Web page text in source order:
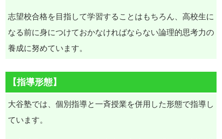
志望校合格を目指して学習することはもちろん、高校生に
なる前に身につけておかなければならない論理的思考力の
養成に努めています。
【指導形態】
大谷塾では、個別指導と一斉授業を併用した形態で指導し
ています。